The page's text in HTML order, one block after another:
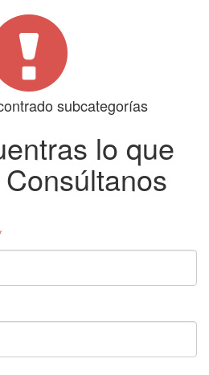
subcategorías
lo que